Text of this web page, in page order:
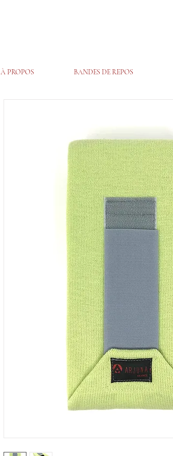
À PROPOS BANDES DE REPOS